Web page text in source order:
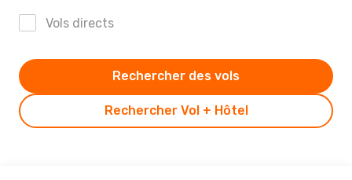
Vols directs
Rechercher Vol + Hôtel
Rechercher des vols